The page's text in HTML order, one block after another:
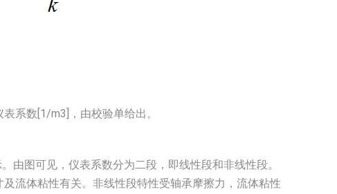
系数[1/m3]，由校验单给出。
由图可见，仪表系数分为二段，即线性段和非线性段。
流体粘性有关。非线性段特性受轴承摩擦力，流体粘性